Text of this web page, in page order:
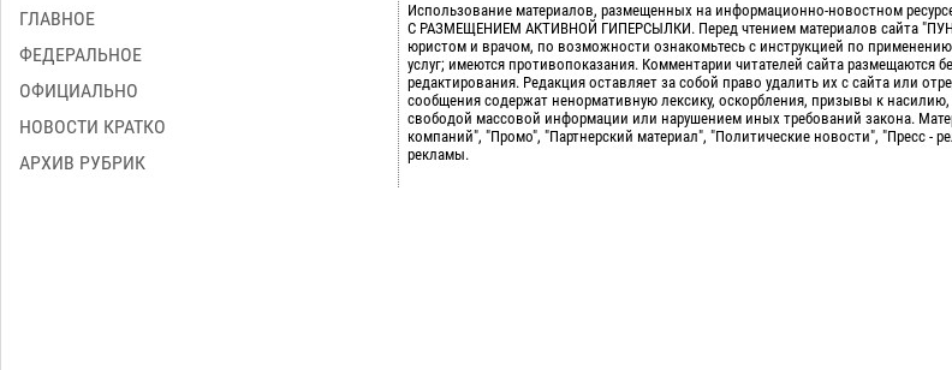
ГЛАВНОЕ
ФЕДЕРАЛЬНОЕ
ОФИЦИАЛЬНО
НОВОСТИ КРАТКО
АРХИВ РУБРИК
Использование материалов, размещенных на информационно-новостном
С РАЗМЕЩЕНИЕМ АКТИВНОЙ ГИПЕРСЫЛКИ. Перед чтением материалов сайта
юристом и врачом, по возможности ознакомьтесь с инструкцией по
услуг; имеются противопоказания. Комментарии читателей сайта размещаются
редактирования. Редакция оставляет за собой право удалить их с сайта или
сообщения содержат ненормативную лексику, оскорбления, призывы к
свободой массовой информации или нарушением иных требований закона.
компаний", "Промо", "Партнерский материал", "Политические новости", "Пресс -
рекламы.